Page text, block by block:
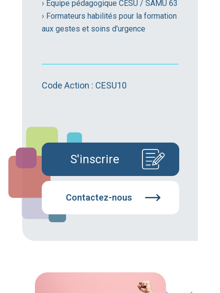
› Équipe pédagogique CESU / SAMU 63
› Formateurs habilités pour la formation
aux gestes et soins d’urgence
Code Action : CESU10
S'inscrire
Contactez-nous